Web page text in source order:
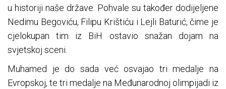
u historiji naše države. Pohvale su također dodijeljene
Nedimu Begoviću, Filipu Krištiću i Lejli Baturić, čime je
cjelokupan tim iz BiH ostavio snažan dojam na
svjetskoj sceni.
Muhamed je do sada već osvajao tri medalje na
Evropskoj, te tri medalje na Međunarodnoj olimpijadi iz